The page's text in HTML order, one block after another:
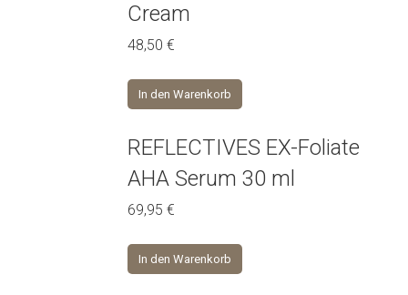
Cream
48,50 €
In den Warenkorb
REFLECTIVES EX-Foliate
AHA Serum 30 ml
69,95 €
In den Warenkorb